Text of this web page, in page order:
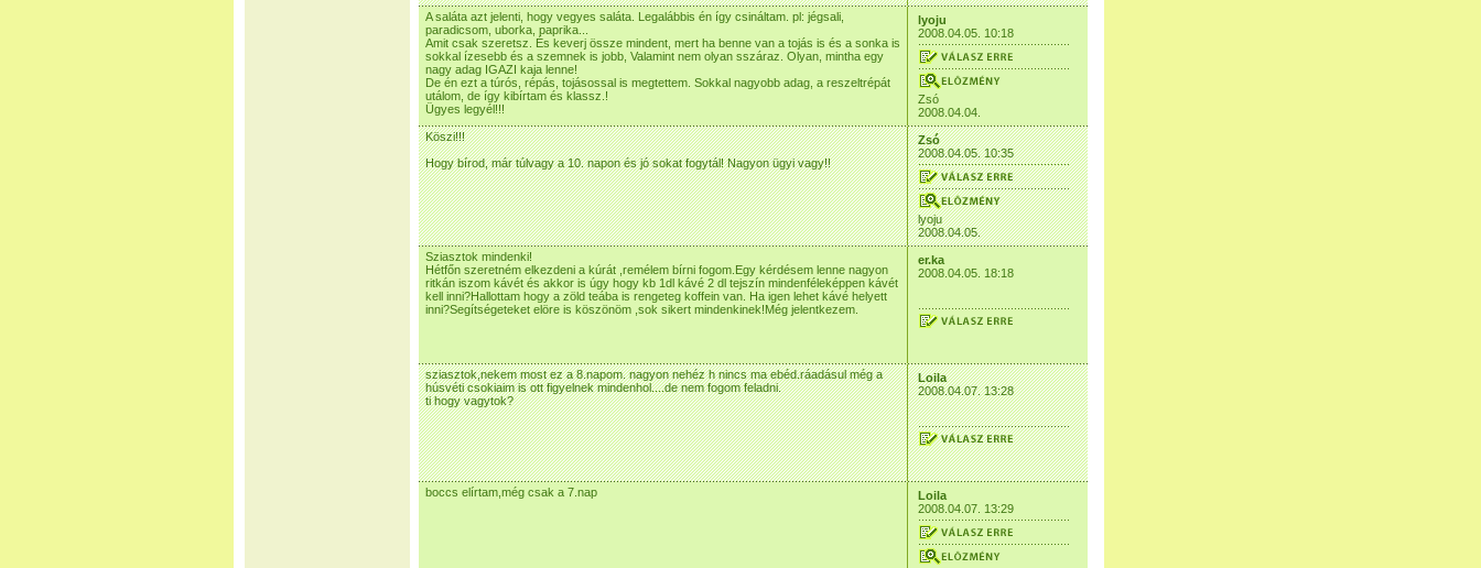
A saláta azt jelenti, hogy vegyes saláta. Legalábbis én így csináltam. pl: jégsali,
paradicsom, uborka, paprika...
Amit csak szeretsz. És keverj össze mindent, mert ha benne van a tojás is és a sonka is
sokkal ízesebb és a szemnek is jobb, Valamint nem olyan sszáraz. Olyan, mintha egy
nagy adag IGAZI kaja lenne!
De én ezt a túrós, répás, tojásossal is megtettem. Sokkal nagyobb adag, a reszeltrépát
utálom, de így kibírtam és klassz.!
Ügyes legyél!!!
lyoju
2008.04.05. 10:18
Zsó
2008.04.04.
Köszi!!!
Hogy bírod, már túlvagy a 10. napon és jó sokat fogytál! Nagyon ügyi vagy!!
Zsó
2008.04.05. 10:35
lyoju
2008.04.05.
Sziasztok mindenki!
Hétfőn szeretném elkezdeni a kúrát ,remélem bírni fogom.Egy kérdésem lenne nagyon
ritkán iszom kávét és akkor is úgy hogy kb 1dl kávé 2 dl tejszín mindenféleképpen kávét
kell inni?Hallottam hogy a zöld teába is rengeteg koffein van. Ha igen lehet kávé helyett
inni?Segítségeteket elöre is köszönöm ,sok sikert mindenkinek!Még jelentkezem.
er.ka
2008.04.05. 18:18
sziasztok,nekem most ez a 8.napom. nagyon nehéz h nincs ma ebéd.ráadásul még a
húsvéti csokiaim is ott figyelnek mindenhol....de nem fogom feladni.
ti hogy vagytok?
Loila
2008.04.07. 13:28
boccs elírtam,még csak a 7.nap
Loila
2008.04.07. 13:29